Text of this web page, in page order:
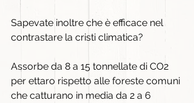
Sapevate inoltre che è efficace nel
contrastare la cristi climatica?
Assorbe da 8 a 15 tonnellate di CO2
per ettaro rispetto alle foreste comuni
che catturano in media da 2 a 6